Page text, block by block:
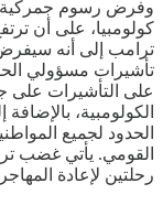
ترامب إلى أنه
تأشيرات مسؤولي
على التأشيرات على
الكولومبية،
الحدود لجميع
القومي. يأتي غضب
رحلتين لإعادة